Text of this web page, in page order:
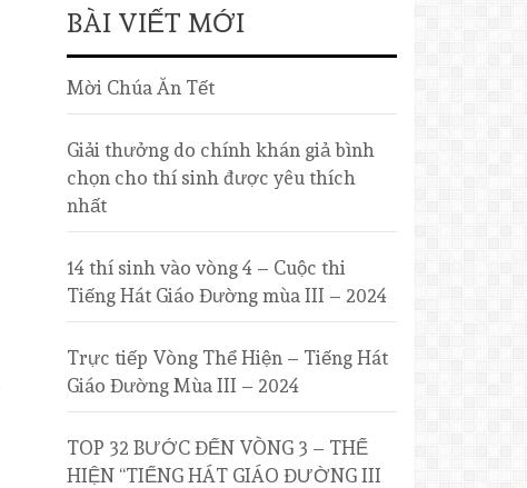
BÀI VIẾT MỚI
Mời Chúa Ăn Tết
Giải thưởng do chính khán giả bình
chọn cho thí sinh được yêu thích
nhất
14 thí sinh vào vòng 4 – Cuộc thi
Tiếng Hát Giáo Đường mùa III – 2024
Trực tiếp Vòng Thể Hiện – Tiếng Hát
Giáo Đường Mùa III – 2024
TOP 32 BƯỚC ĐẾN VÒNG 3 – THỂ
HIỆN “TIẾNG HÁT GIÁO ĐƯỜNG III